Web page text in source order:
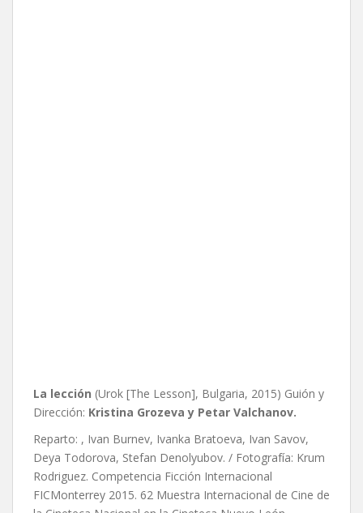
La lección (Urok [The Lesson], Bulgaria, 2015) Guión y
Dirección: Kristina Grozeva y Petar Valchanov.
Reparto: , Ivan Burnev, Ivanka Bratoeva, Ivan Savov,
Deya Todorova, Stefan Denolyubov. / Fotografía: Krum
Rodriguez. Competencia Ficción Internacional
FICMonterrey 2015. 62 Muestra Internacional de Cine de